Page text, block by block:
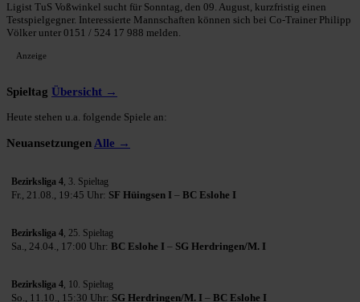
Ligist TuS Voßwinkel sucht für Sonntag, den 09. August, kurzfristig einen
Testspielgegner. Interessierte Mannschaften können sich bei Co-Trainer Philipp
Völker unter 0151 / 524 17 988 melden.
Anzeige
Spieltag Übersicht →
Heute stehen u.a. folgende Spiele an:
Neuansetzungen Alle →
Bezirksliga 4, 3. Spieltag
Fr., 21.08., 19:45 Uhr: SF Hüingsen I – BC Eslohe I
Bezirksliga 4, 25. Spieltag
Sa., 24.04., 17:00 Uhr: BC Eslohe I – SG Herdringen/M. I
Bezirksliga 4, 10. Spieltag
So., 11.10., 15:30 Uhr: SG Herdringen/M. I – BC Eslohe I